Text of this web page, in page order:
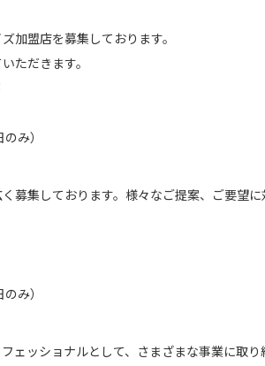
加盟店を募集しております。
ただきます。
み）
募集しております。様々なご提案、ご要望に
み）
ェッショナルとして、さまざまな事業に取